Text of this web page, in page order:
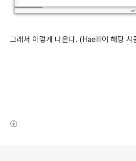
그래서 이렇게 나온다. (HaeIII이 해당 시